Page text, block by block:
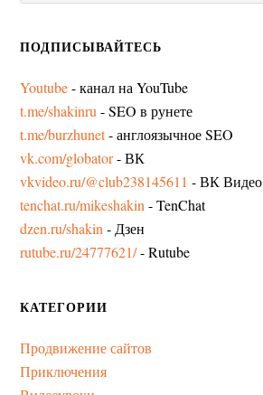
ПОДПИСЫВАЙТЕСЬ
Youtube- канал на YouTube
t.me/shakinru - SEO в рунете
t.me/burzhunet- англоязычное SEO
vk.com/globator- ВК
vkvideo.ru/@club238145611 - ВК Видео
tenchat.ru/mikeshakin - TenChat
dzen.ru/shakin - Дзен
rutube.ru/24777621/- Rutube
КАТЕГОРИИ
Продвижение сайтов
Приключения